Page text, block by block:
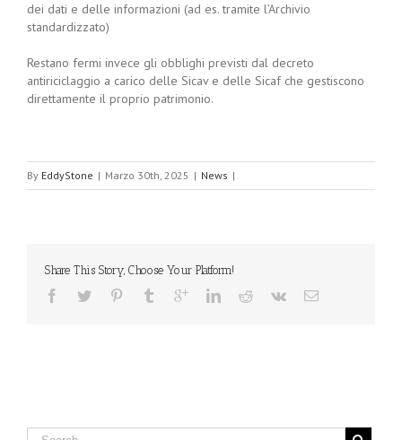
dei dati e delle informazioni (ad es. tramite l’Archivio
standardizzato)
Restano fermi invece gli obblighi previsti dal decreto
antiriciclaggio a carico delle Sicav e delle Sicaf che gestiscono
direttamente il proprio patrimonio.
By EddyStone | Marzo 30th, 2025 | News |
Share This Story, Choose Your Platform!